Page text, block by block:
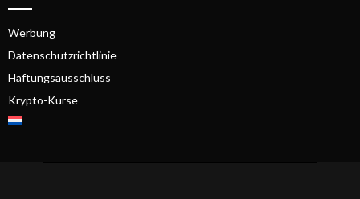
Werbung
Datenschutzrichtlinie
Haftungsausschluss
Krypto-Kurse